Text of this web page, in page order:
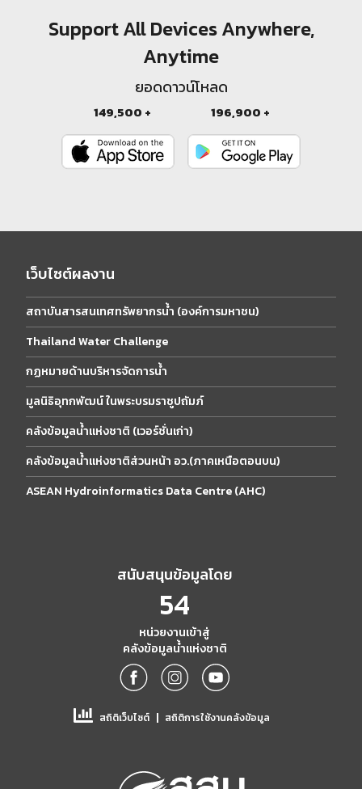
Support All Devices Anywhere,
Anytime
ยอดดาวน์โหลด
149,500 + 196,900 +
เว็บไซต์ผลงาน
สถาบันสารสนเทศทรัพยากรน้ำ (องค์การมหาชน)
Thailand Water Challenge
กฏหมายด้านบริหารจัดการน้ำ
มูลนิธิอุทกพัฒน์ ในพระบรมราชูปถัมภ์
คลังข้อมูลน้ำแห่งชาติ (เวอร์ชั่นเก่า)
คลังข้อมูลน้ำแห่งชาติส่วนหน้า อว.(ภาคเหนือตอนบน)
ASEAN Hydroinformatics Data Centre (AHC)
สนับสนุนข้อมูลโดย
54
หน่วยงานเข้าสู่
คลังข้อมูลน้ำแห่งชาติ
สถิติเว็บไซต์ | สถิติการใช้งานคลังข้อมูล